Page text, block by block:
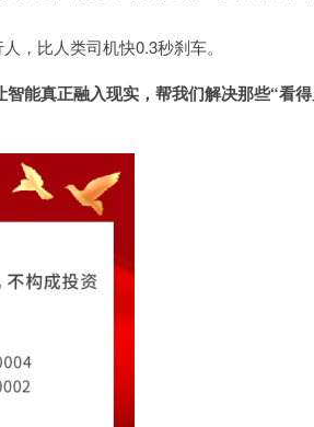
，比人类司机快0.3秒刹车。
能真正融入现实，帮我们解决那些“看